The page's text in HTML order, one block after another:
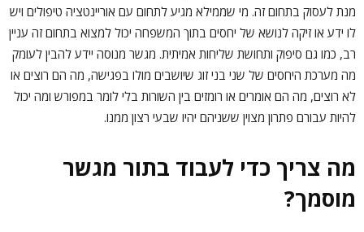
מנת לעסוק בתחום זה. מי שממילא מגיע לתחום עם אוריינטציה טיפולים ויש
לו ידע או זיקה לנושא של יחסים בתוך המשפחה יכול למצוא בתחום זה עניין
רב, כמו גם סיפוק ותחושת שליחות אמיתית. מגשר מנוסה יידע להבין לעומק
מה מערכת היחסים של שני בני זוג שיושבים מולו בפגישה, מה הם רוצים או
לא רוצים, מה הם אומרים או רומזים בין השורות בלי לומר במפורש ומה יכול
להיות עבורם פתרון מצוין ששניהם יהיו שבעי רצון ממנו.
מה צריך כדי לעבוד בתור מגשר
מוסמך?